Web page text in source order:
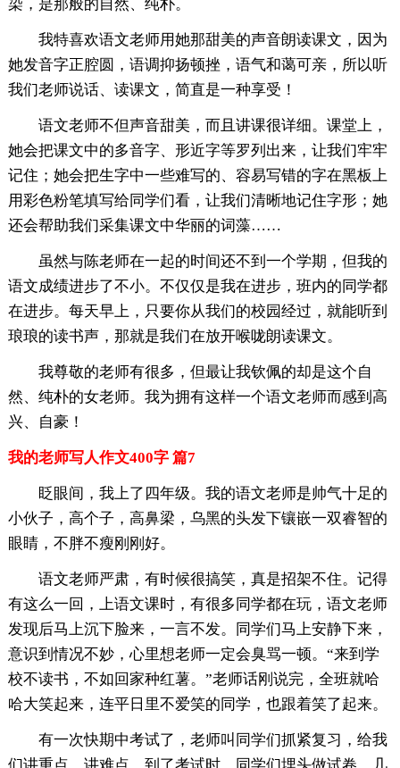
染，是那般的自然、纯朴。
我特喜欢语文老师用她那甜美的声音朗读课文，因为
她发音字正腔圆，语调抑扬顿挫，语气和蔼可亲，所以听
我们老师说话、读课文，简直是一种享受！
语文老师不但声音甜美，而且讲课很详细。课堂上，
她会把课文中的多音字、形近字等罗列出来，让我们牢牢
记住；她会把生字中一些难写的、容易写错的字在黑板上
用彩色粉笔填写给同学们看，让我们清晰地记住字形；她
还会帮助我们采集课文中华丽的词藻……
虽然与陈老师在一起的时间还不到一个学期，但我的
语文成绩进步了不小。不仅仅是我在进步，班内的同学都
在进步。每天早上，只要你从我们的校园经过，就能听到
琅琅的读书声，那就是我们在放开喉咙朗读课文。
我尊敬的老师有很多，但最让我钦佩的却是这个自
然、纯朴的女老师。我为拥有这样一个语文老师而感到高
兴、自豪！
我的老师写人作文400字 篇7
眨眼间，我上了四年级。我的语文老师是帅气十足的
小伙子，高个子，高鼻梁，乌黑的头发下镶嵌一双睿智的
眼睛，不胖不瘦刚刚好。
语文老师严肃，有时候很搞笑，真是招架不住。记得
有这么一回，上语文课时，有很多同学都在玩，语文老师
发现后马上沉下脸来，一言不发。同学们马上安静下来，
意识到情况不妙，心里想老师一定会臭骂一顿。“来到学
校不读书，不如回家种红薯。”老师话刚说完，全班就哈
哈大笑起来，连平日里不爱笑的同学，也跟着笑了起来。
有一次快期中考试了，老师叫同学们抓紧复习，给我